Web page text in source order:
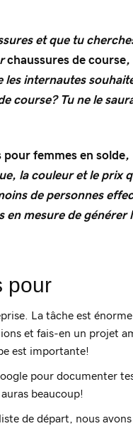
et que tu
chaussures de course,
les internautes
course? Tu ne le
pour femmes en solde,
la couleur et le prix
de personnes
en mesure de
pour
La tâche est
et fais-en un projet
est importante!
pour documenter
beaucoup!
de départ, nous